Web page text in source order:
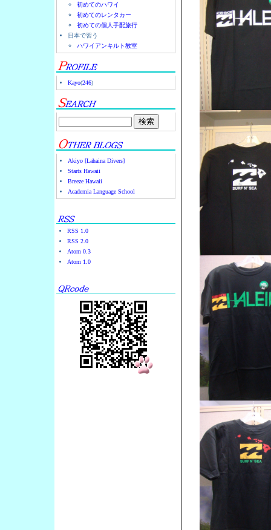
初めてのハワイ
初めてのレンタカー
初めての個人手配旅行
日本で習う
ハワイアンキルト教室
Kayo(246)
Akiyo [Lahaina Divers]
Starts Hawaii
Breeze Hawaii
Academia Language School
RSS 1.0
RSS 2.0
Atom 0.3
Atom 1.0